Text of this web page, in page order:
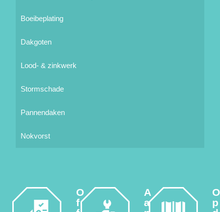
Boeibeplating
Dakgoten
Lood- & zinkwerk
Stormschade
Pannendaken
Nokvorst
O
f
A
a
O
p